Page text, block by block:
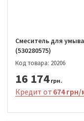
Смеситель для
(530280575)
Код товара: 20206
16 174 грн.
Кредит от 674 грн/